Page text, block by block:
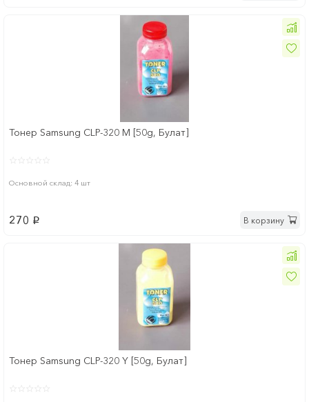
Тонер Samsung CLP-320 M [50g, Булат]
Основной склад: 4 шт
270 p В корзину
Тонер Samsung CLP-320 Y [50g, Булат]